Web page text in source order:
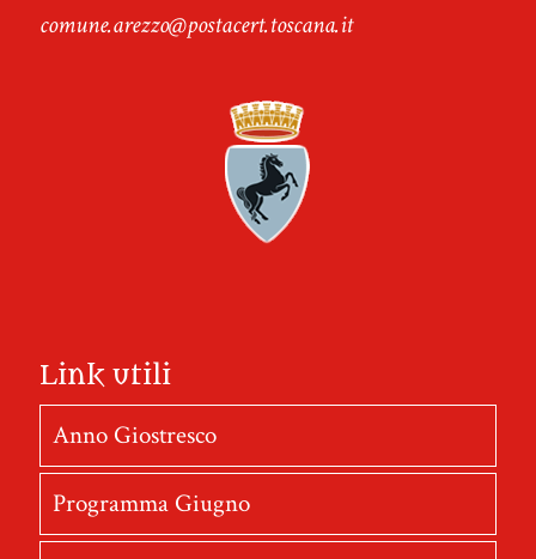
comune.arezzo@postacert.toscana.it
Link utili
Anno Giostresco
Programma Giugno